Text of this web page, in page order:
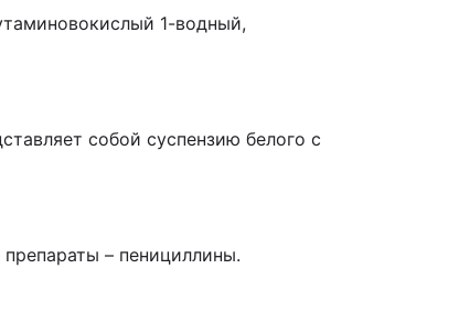
1-водный,
собой суспензию белого с
– пенициллины.